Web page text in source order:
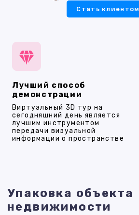
Стать клиентом
Лучший способ
демонстрации
Виртуальный 3D тур на
сегодняшний день является
лучшим инструментом
передачи визуальной
информации о пространстве
Упаковка объекта
недвижимости